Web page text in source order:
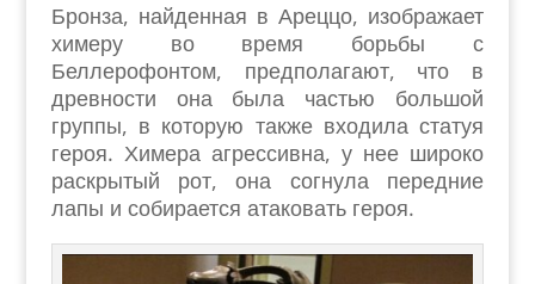
Бронза, найденная в Ареццо, изображает
химеру во время борьбы с
Беллерофонтом, предполагают, что в
древности она была частью большой
группы, в которую также входила статуя
героя. Химера агрессивна, у нее широко
раскрытый рот, она согнула передние
лапы и собирается атаковать героя.